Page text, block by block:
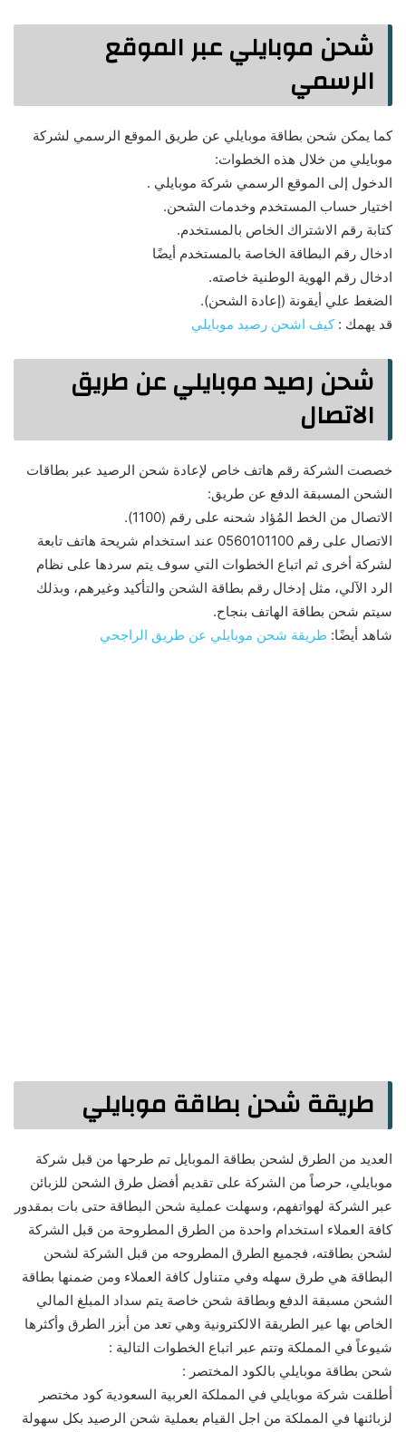
شحن موبايلي عبر الموقع
الرسمي
كما يمكن شحن بطاقة موبايلي عن طريق الموقع الرسمي لشركة
موبايلي من خلال هذه الخطوات:
الدخول إلى الموقع الرسمي شركة موبايلي .
اختيار حساب المستخدم وخدمات الشحن.
كتابة رقم الاشتراك الخاص بالمستخدم.
ادخال رقم البطاقة الخاصة بالمستخدم أيضًا
ادخال رقم الهوية الوطنية خاصته.
الضغط علي أيقونة (إعادة الشحن).
قد يهمك :كيف اشحن رصيد موبايلي
شحن رصيد موبايلي عن طريق
الاتصال
خصصت الشركة رقم هاتف خاص لإعادة شحن الرصيد عبر بطاقات
الشحن المسبقة الدفع عن طريق:
الاتصال من الخط المُؤاد شحنه على رقم (1100).
الاتصال على رقم 0560101100 عند استخدام شريحة هاتف تابعة
لشركة أخرى ثم اتباع الخطوات التي سوف يتم سردها على نظام
الرد الآلي، مثل إدخال رقم بطاقة الشحن والتأكيد وغيرهم، وبذلك
سيتم شحن بطاقة الهاتف بنجاح.
شاهد أيضًا: طريقة شحن موبايلي عن طريق الراجحي
طريقة شحن بطاقة موبايلي
العديد من الطرق لشحن بطاقة الموبايل تم طرحها من قبل شركة
موبايلي، حرصاً من الشركة على تقديم أفضل طرق الشحن للزبائن
عبر الشركة لهواتفهم، وسهلت عملية شحن البطاقة حتى بات بمقدور
كافة العملاء استخدام واحدة من الطرق المطروحة من قبل الشركة
لشحن بطاقته، فجميع الطرق المطروحه من قبل الشركة لشحن
البطاقة هي طرق سهله وفي متناول كافة العملاء ومن ضمنها بطاقة
الشحن مسبقة الدفع وبطاقة شحن خاصة يتم سداد المبلغ المالي
الخاص بها عير الطريقة الالكترونية وهي تعد من أبزر الطرق وأكثرها
شيوعاً في المملكة وتتم عبر اتباع الخطوات التالية :
شحن بطاقة موبايلي بالكود المختصر :
أطلقت شركة موبايلي في المملكة العربية السعودية كود مختصر
لزبائنها في المملكة من اجل القيام بعملية شحن الرصيد بكل سهولة